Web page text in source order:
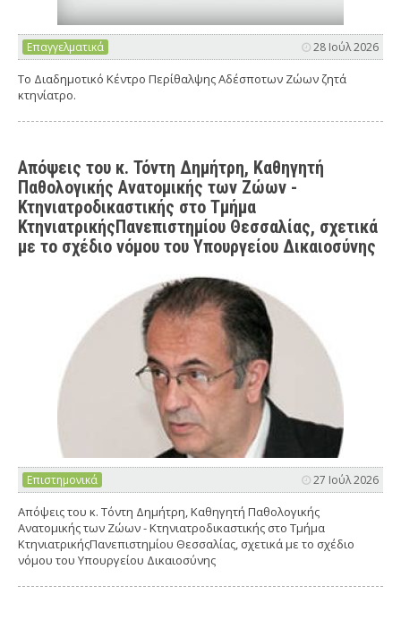
Επαγγελματικά 28 Ιούλ 2026
Το Διαδημοτικό Κέντρο Περίθαλψης Αδέσποτων Ζώων ζητά
κτηνίατρο.
Απόψεις του κ. Τόντη Δημήτρη, Καθηγητή
Παθολογικής Ανατομικής των Ζώων -
Κτηνιατροδικαστικής στο Τμήμα
ΚτηνιατρικήςΠανεπιστημίου Θεσσαλίας, σχετικά
με το σχέδιο νόμου του Υπουργείου Δικαιοσύνης
Επιστημονικά 27 Ιούλ 2026
Απόψεις του κ. Τόντη Δημήτρη, Καθηγητή Παθολογικής
Ανατομικής των Ζώων - Κτηνιατροδικαστικής στο Τμήμα
ΚτηνιατρικήςΠανεπιστημίου Θεσσαλίας, σχετικά με το σχέδιο
νόμου του Υπουργείου Δικαιοσύνης